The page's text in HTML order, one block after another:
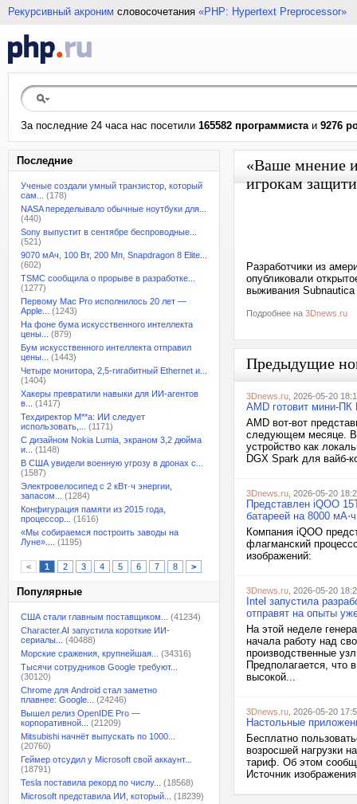
Рекурсивный акроним словосочетания «PHP: Hypertext Preprocessor»
За последние 24 часа нас посетили 165582 программистаи 9276
Последние
Ученые создали умный транзистор, который
сам...
(178)
NASA переделывало обычные ноутбуки для...
(440)
Sony выпустит в сентябре беспроводные...
(521)
9070 мАч, 100 Вт, 200 Мп, Snapdragon 8 Elite...
(602)
TSMC сообщила о прорыве в разработке...
(1277)
Первому Mac Pro исполнилось 20 лет —
Apple...
(1243)
На фоне бума искусственного интеллекта
цены...
(879)
Бум искусственного интеллекта отправил
цены...
(1443)
Четыре монитора, 2,5-гигабитный Ethernet и...
(1404)
Хакеры превратили навыки для ИИ-агентов
в...
(1417)
Техдиректор M**a: ИИ следует
использовать,...
(1171)
С дизайном Nokia Lumia, экраном 3,2 дюйма
и...
(1148)
В США увидели военную угрозу в дронах с...
(1587)
Электровелосипед с 2 кВт·ч энергии,
запасом...
(1284)
Конфигурация памяти из 2015 года,
процессор...
(1616)
«Мы собираемся построить заводы на
Луне»....
(1195)
< 1 2 3 4 5 6 7 8 >
Популярные
США стали главным поставщиком...
(41234)
Character.AI запустила короткие ИИ-
сериалы...
(40488)
Морские сражения, крупнейшая...
(34316)
Тысячи сотрудников Google требуют...
(30120)
Chrome для Android стал заметно
плавнее: Google...
(24246)
Вышел релиз OpenIDE Pro —
корпоративной...
(21209)
Mitsubishi начнёт выпускать по 1000...
(20760)
Геймер отсудил у Microsoft свой аккаунт...
(18791)
Tesla поставила рекорд по числу...
(18568)
Microsoft представила ИИ, который...
(18239)
«Ваше мнение
игрокам
Разработчики из
опубликовали
выживания
Подробнее на 3Dnews.ru
Предыдущие
3Dnews.ru , 2026-05-20
AMD готовит мини-ПК
AMD вот-вот
следующем месяце.
устройство как
DGX Spark для вайб-
3Dnews.ru , 2026-05-20
Представлен iQOO
батареей на 8000 мА⋅ч
Компания iQOO
флагманский
изображений:
3Dnews.ru , 2026-05-20
Intel запустила
отправят на опыты
На этой неделе
начала работу над
производственные
Предполагается, что
высокой...
3Dnews.ru , 2026-05-20
Настольные
Бесплатно
возросшей нагрузки
тариф. Об этом
Источник